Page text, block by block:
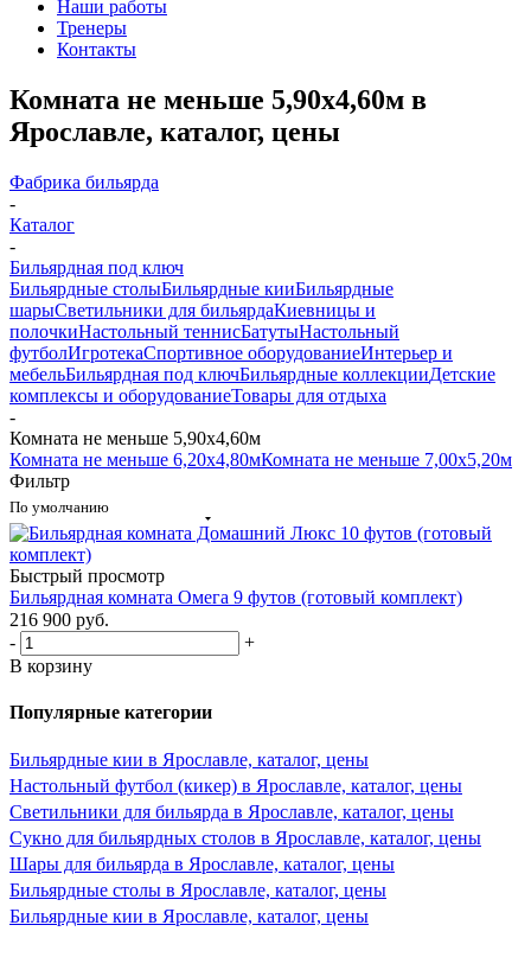
Наши работы
Тренеры
Контакты
Комната не меньше 5,90х4,60м в
Ярославле, каталог, цены
Фабрика бильярда
-
Каталог
-
Бильярдная под ключ
Бильярдные столыБильярдные кииБильярдные
шарыСветильники для бильярдаКиевницы и
полочкиНастольный теннисБатутыНастольный
футболИгротекаСпортивное оборудованиеИнтерьер и
мебельБильярдная под ключБильярдные коллекцииДетские
комплексы и оборудованиеТовары для отдыха
-
Комната не меньше 5,90х4,60м
Комната не меньше 6,20х4,80мКомната не меньше 7,00х5,20м
Фильтр
По умолчанию
Быстрый просмотр
Бильярдная комната Омега 9 футов (готовый комплект)
216 900 руб.
-
+
В корзину
Популярные категории
Бильярдные кии в Ярославле, каталог, цены
Настольный футбол (кикер) в Ярославле, каталог, цены
Светильники для бильярда в Ярославле, каталог, цены
Сукно для бильярдных столов в Ярославле, каталог, цены
Шары для бильярда в Ярославле, каталог, цены
Бильярдные столы в Ярославле, каталог, цены
Бильярдные кии в Ярославле, каталог, цены